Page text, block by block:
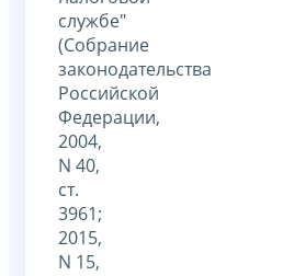
службе"
(Собрание
законодательства
Российской
Федерации,
2004,
N 40,
ст.
3961;
2015,
N 15,